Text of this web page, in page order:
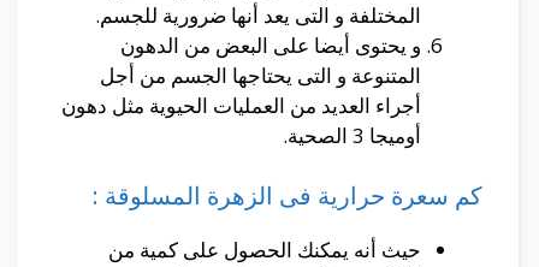
المختلفة و التى يعد أنها ضرورية للجسم.
و يحتوى أيضا على البعض من الدهون
المتنوعة و التى يحتاجها الجسم من أجل
أجراء العديد من العمليات الحيوية مثل دهون
أوميجا 3 الصحية.
كم سعرة حرارية فى الزهرة المسلوقة :
حيث أنه يمكنك الحصول على كمية من